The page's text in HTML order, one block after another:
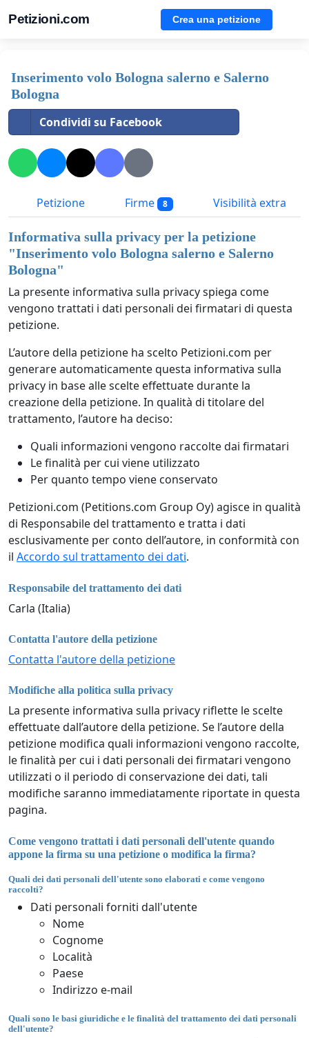
Petizioni.com Crea una petizione
Inserimento volo Bologna salerno e Salerno
Bologna
Condividi su Facebook
Petizione Firme 8 Visibilità extra
Informativa sulla privacy per la petizione
"Inserimento volo Bologna salerno e Salerno
Bologna"
La presente informativa sulla privacy spiega come
vengono trattati i dati personali dei firmatari di questa
petizione.
L’autore della petizione ha scelto Petizioni.com per
generare automaticamente questa informativa sulla
privacy in base alle scelte effettuate durante la
creazione della petizione. In qualità di titolare del
trattamento, l’autore ha deciso:
Quali informazioni vengono raccolte dai firmatari
Le finalità per cui viene utilizzato
Per quanto tempo viene conservato
Petizioni.com (Petitions.com Group Oy) agisce in qualità
di Responsabile del trattamento e tratta i dati
esclusivamente per conto dell’autore, in conformità con
il Accordo sul trattamento dei dati.
Responsabile del trattamento dei dati
Carla (Italia)
Contatta l'autore della petizione
Contatta l'autore della petizione
Modifiche alla politica sulla privacy
La presente informativa sulla privacy riflette le scelte
effettuate dall’autore della petizione. Se l’autore della
petizione modifica quali informazioni vengono raccolte,
le finalità per cui i dati personali dei firmatari vengono
utilizzati o il periodo di conservazione dei dati, tali
modifiche saranno immediatamente riportate in questa
pagina.
Come vengono trattati i dati personali dell'utente quando
appone la firma su una petizione o modifica la firma?
Quali dei dati personali dell'utente sono elaborati e come vengono
raccolti?
Dati personali forniti dall'utente
Nome
Cognome
Località
Paese
Indirizzo e-mail
Quali sono le basi giuridiche e le finalità del trattamento dei dati personali
dell'utente?